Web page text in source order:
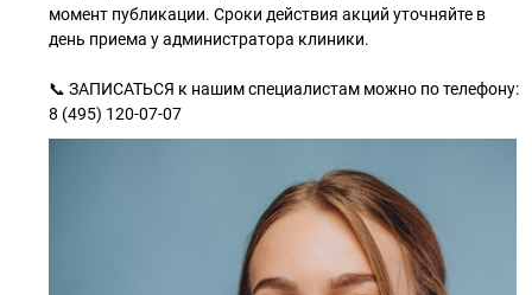
момент публикации. Сроки действия акций уточняйте в
день приема у администратора клиники.
📞 ЗАПИСАТЬСЯ к нашим специалистам можно по телефону:
8 (495) 120-07-07